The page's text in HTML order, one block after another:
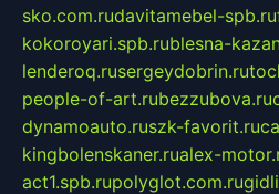
sko.com.rudavitamebel-spb.ru
kokoroyari.spb.rublesna-
lenderoq.rusergeydobrin.ru
people-of-art.rubezzubova.ru
dynamoauto.ruszk-favorit.ru
kingbolenskaner.rualex-
act1.spb.rupolyglot.com.ru